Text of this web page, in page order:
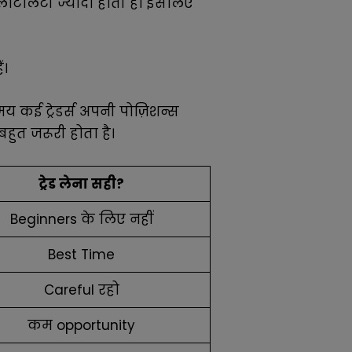
कई ट्रेडर्स अपनी पोज़िशन्स
जरूरी होता है।
ट्रेड लेना सही?
Beginners के लिए नहीं
Best Time
Careful रहो
कम opportunity